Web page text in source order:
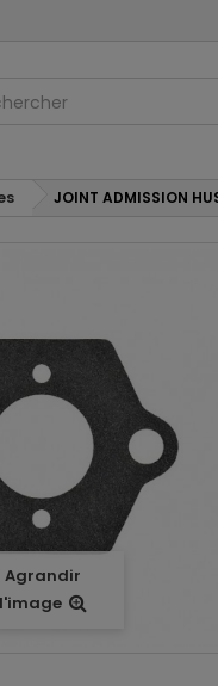
JOINT ADMISSION
Agrandir
l'image